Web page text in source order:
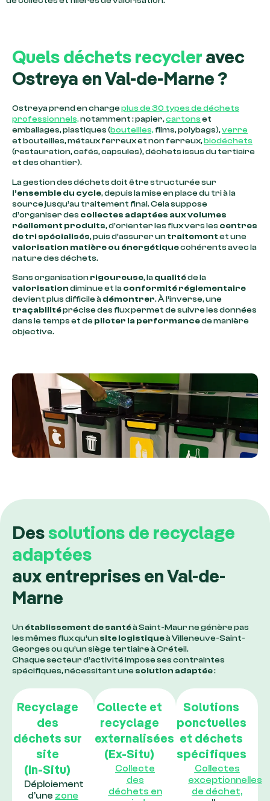
Quels déchets recycler avec
Ostreya en Val-de-Marne ?
Ostreya prend en chargeplus de 30 types de déchets
professionnels,notamment : papier,cartonset
emballages, plastiques (bouteilles,films, polybags),verre
et bouteilles, métaux ferreux et non ferreux,biodéchets
(restauration, cafés, capsules), déchets issus du tertiaire
et des chantier).
La gestion des déchets doit être structurée sur
l’ensemble du cycle, depuis la mise en place du tri à la
source jusqu’au traitement final. Cela suppose
d’organiser des collectes adaptées aux volumes
réellement produits, d’orienter les flux vers les centres
de tri spécialisés, puis d’assurer untraitementet une
valorisation matière ou énergétiquecohérents avec la
nature des déchets.
Sans organisationrigoureuse, laqualitéde la
valorisationdiminue et laconformité réglementaire
devient plus difficile àdémontrer. À l’inverse, une
traçabilitéprécise des flux permet de suivre les données
dans le temps et depiloter la performancede manière
objective.
Des solutions de recyclage
adaptées
aux entreprises en Val-de-
Marne
Unétablissement de santéà Saint-Maur ne génère pas
les mêmes flux qu’unsite logistiqueà Villeneuve-Saint-
Georges ou qu’un siège tertiaire à Créteil.
Chaque secteur d’activité impose ses contraintes
spécifiques, nécessitant une solution adaptée:
Recyclage
des
déchets sur
site
(In-Situ)
Déploiement
d’une zone
Collecte et
recyclage
externalisées
(Ex-Situ)
Collecte
des
déchets en
Solutions
ponctuelles
et déchets
spécifiques
Collectes
exceptionnelles
de déchet,